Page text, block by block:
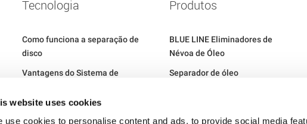
website uses cookies
use cookies to personalise content and ads, to provide social media
Tecnologia
Como funciona a separação de
disco
Vantagens do Sistema de
3nine
Tecnologia Verde
Produtos
BLUE LINE Eliminadores de
Névoa de Óleo
Separador de óleo